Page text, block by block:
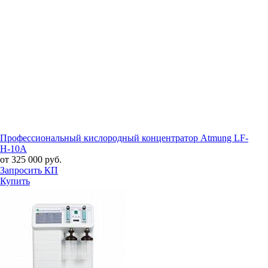
Профессиональный кислородный концентратор Atmung LF-
H-10A
от 325 000 руб.
Запросить КП
Купить